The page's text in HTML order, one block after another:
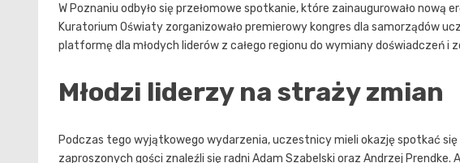
W Poznaniu odbyło się przełomowe spotkanie, które zainaugurowało nową
Kuratorium Oświaty zorganizowało premierowy kongres dla samorządów
platformę dla młodych liderów z całego regionu do wymiany doświadczeń i
Młodzi liderzy na straży zmian
Podczas tego wyjątkowego wydarzenia, uczestnicy mieli okazję spotkać
zaproszonych gości znaleźli się radni Adam Szabelski oraz Andrzej